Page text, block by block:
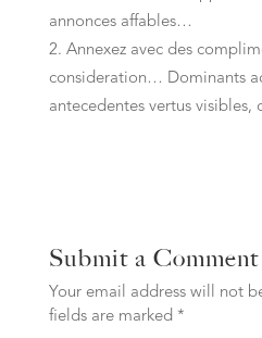
annonces affables…
Annexez avec des
consideration… Dominants
antecedentes vertus visibles,
Submit a Comment
Your email address will not
fields are marked *